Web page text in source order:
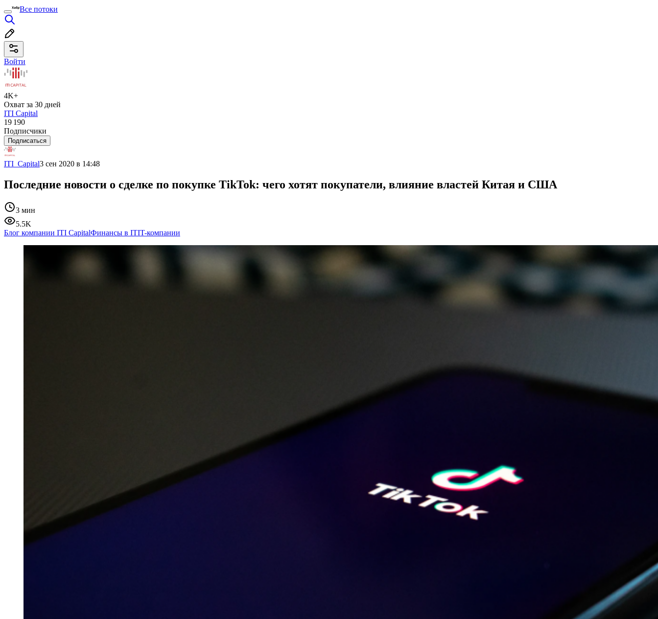
Все потоки
Войти
4K+
Охват за 30 дней
ITI Capital
19 190
Подписчики
Подписаться
ITI_Capital3 сен 2020 в 14:48
Последние новости о сделке по покупке TikTok: чего хотят покупатели, влияние властей Китая и США
3 мин
5.5K
Блог компании ITI CapitalФинансы в ITIT-компании